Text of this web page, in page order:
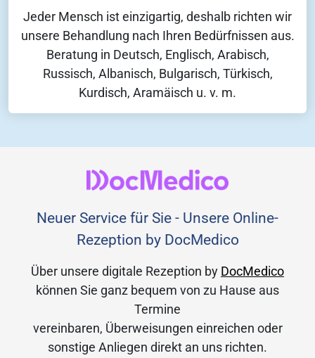
Jeder Mensch ist einzigartig, deshalb richten wir
unsere Behandlung nach Ihren Bedürfnissen aus.
Beratung in Deutsch, Englisch, Arabisch,
Russisch, Albanisch, Bulgarisch, Türkisch,
Kurdisch, Aramäisch u. v. m.
Neuer Service für Sie - Unsere Online-
Rezeption by DocMedico
Über unsere digitale Rezeption by DocMedico
können Sie ganz bequem von zu Hause aus
Termine
vereinbaren, Überweisungen einreichen oder
sonstige Anliegen direkt an uns richten.